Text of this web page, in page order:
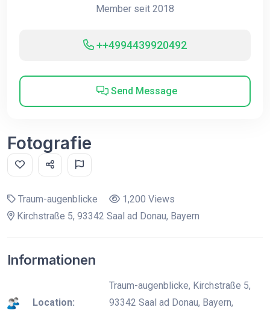
Member seit 2018
++4994439920492
Send Message
Fotografie
Traum-augenblicke
1,200 Views
Kirchstraße 5, 93342 Saal ad Donau, Bayern
Informationen
Location:
Traum-augenblicke, Kirchstraße 5,
93342 Saal ad Donau, Bayern,